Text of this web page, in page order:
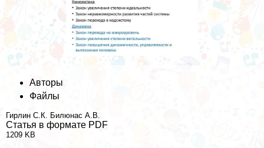
Авторы
Файлы
Гирлин С.К. Билюнас А.В.
Статья в формате PDF
1209 KB